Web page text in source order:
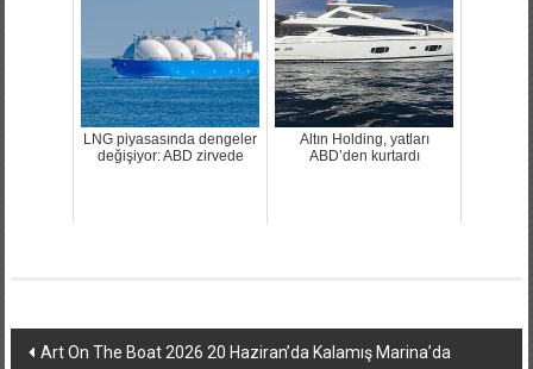
LNG piyasasında dengeler
değişiyor: ABD zirvede
Altın Holding, yatları
ABD’den kurtardı
Yazı
Art On The Boat 2026 20 Haziran’da Kalamış Marina’da